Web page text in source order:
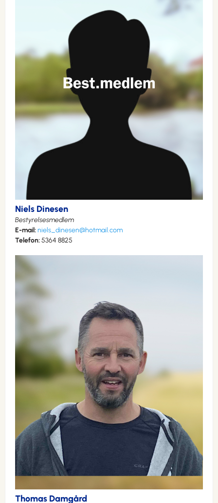
Niels Dinesen
Bestyrelsesmedlem
E-mail:niels_dinesen@hotmail.com
Telefon:5364 8825
Thomas Damgård